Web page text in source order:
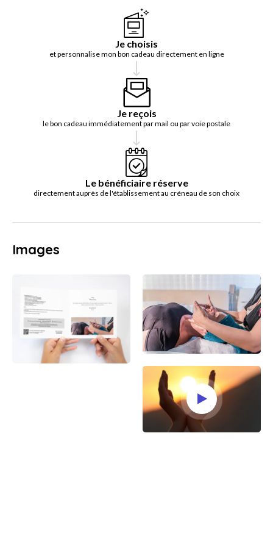
Je choisis
et personnalise mon bon cadeau directement en ligne
Je reçois
le bon cadeau immédiatement par mail ou par voie postale
Le bénéficiaire réserve
directement auprès de l'établissement au créneau de son choix
Images